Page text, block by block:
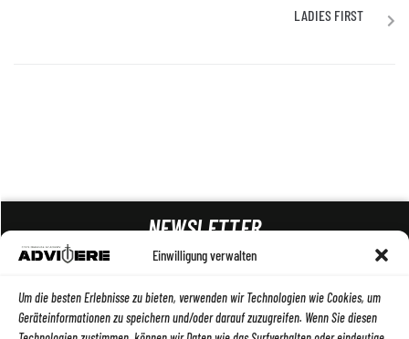
Einwilligung verwalten
Um die besten Erlebnisse zu bieten, verwenden wir Technologien wie Cookies, um
Geräteinformationen zu speichern und/oder darauf zuzugreifen. Wenn Sie diesen
LADIES FIRST
NEWSLETTER